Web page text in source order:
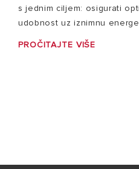
s jednim ciljem: osigurati
udobnost uz iznimnu
PROČITAJTE VIŠE